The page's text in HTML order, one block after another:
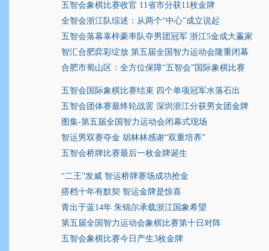
五智会象棋比赛收官 11省市分获11枚金牌
全智会浙江队综述：从两个“中心”成立说起
五智会落幕辜梓豪率队夺男团冠军 浙江5金成大赢家
智汇合肥弈彩绽放 第五届全国智力运动会隆重闭幕
合肥市蜀山区：全方位保障“五智会”国际象棋比赛
五智会国际象棋比赛结束 四个单项冠军水落石出
五智会团体赛最终轮战罢 深圳浙江分获男女团金牌
图集-第五届全国智力运动会闭幕式现场
智运男双赛夺金 胡林林感谢“双重培养”
五智会桥牌比赛最后一枚金牌诞生
“二王”发威 智运桥牌赛场成功抢金
搭档十年有默契 智运金牌是惊喜
青出于蓝14年 朱锦尔承载浙江国象希望
第五届全国智力运动会象棋比赛第十日对阵
五智会象棋比赛今日产生3枚金牌